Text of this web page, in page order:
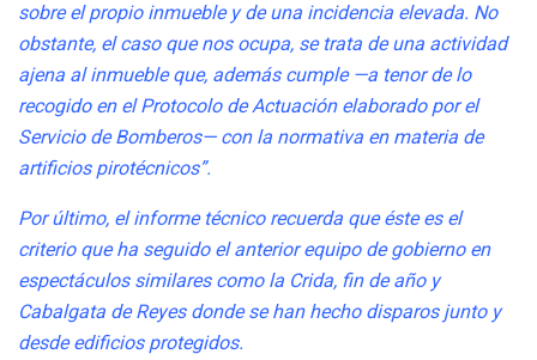
sobre el propio inmueble y de una incidencia elevada. No
obstante, el caso que nos ocupa, se trata de una actividad
ajena al inmueble que, además cumple —a tenor de lo
recogido en el Protocolo de Actuación elaborado por el
Servicio de Bomberos— con la normativa en materia de
artificios pirotécnicos”.
Por último, el informe técnico recuerda que éste es el
criterio que ha seguido el anterior equipo de gobierno en
espectáculos similares como la Crida, fin de año y
Cabalgata de Reyes donde se han hecho disparos junto y
desde edificios protegidos.